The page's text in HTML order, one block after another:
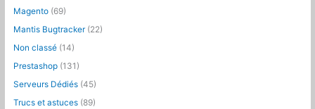
e
r
:
Magento (69)
Mantis Bugtracker (22)
Non classé (14)
Prestashop (131)
Serveurs Dédiés (45)
Trucs et astuces (89)